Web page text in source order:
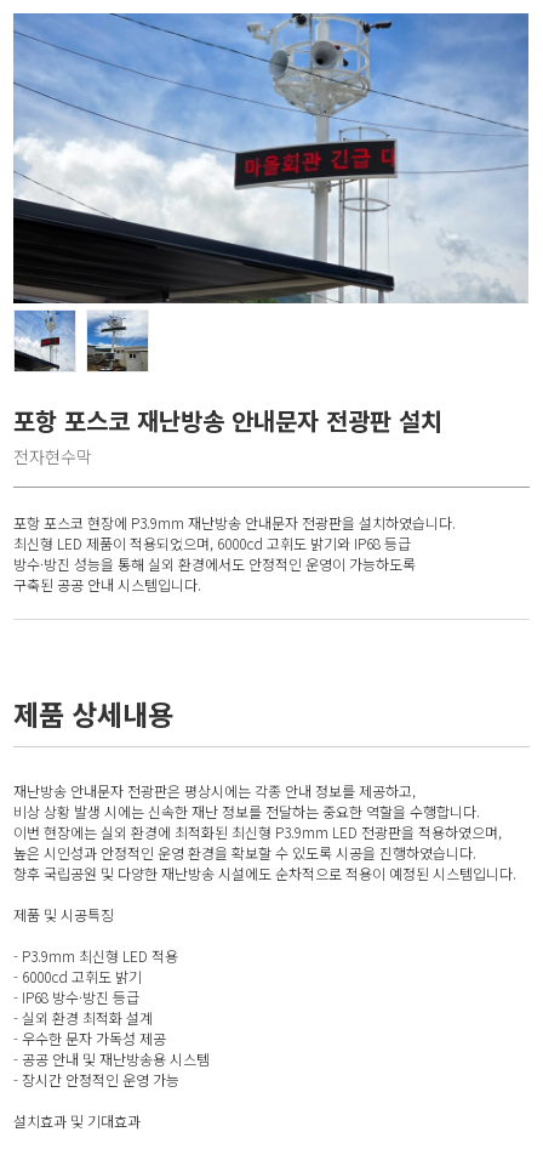
포항 포스코 재난방송 안내문자 전광판 설치
전자현수막
포항 포스코 현장에 P3.9mm 재난방송 안내문자 전광판을 설치하였습니다.
최신형 LED 제품이 적용되었으며, 6000cd 고휘도 밝기와 IP68 등급
방수·방진 성능을 통해 실외 환경에서도 안정적인 운영이 가능하도록
구축된 공공 안내 시스템입니다.
제품 상세내용
재난방송 안내문자 전광판은 평상시에는 각종 안내 정보를 제공하고,
비상 상황 발생 시에는 신속한 재난 정보를 전달하는 중요한 역할을 수행합니다.
이번 현장에는 실외 환경에 최적화된 최신형 P3.9mm LED 전광판을 적용하였으며,
높은 시인성과 안정적인 운영 환경을 확보할 수 있도록 시공을 진행하였습니다.
향후 국립공원 및 다양한 재난방송 시설에도 순차적으로 적용이 예정된 시스템입니다.
제품 및 시공특징
- P3.9mm 최신형 LED 적용
- 6000cd 고휘도 밝기
- IP68 방수·방진 등급
- 실외 환경 최적화 설계
- 우수한 문자 가독성 제공
- 공공 안내 및 재난방송용 시스템
- 장시간 안정적인 운영 가능
설치효과 및 기대효과